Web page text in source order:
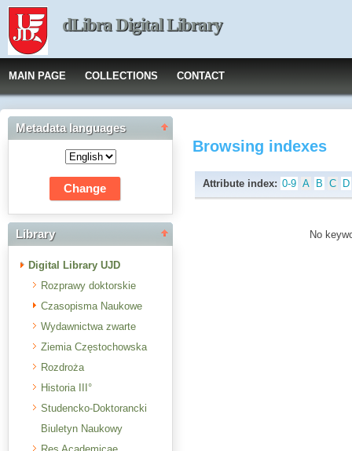
dLibra Digital Library
MAIN PAGE COLLECTIONS CONTACT
Metadata languages
Library
Digital Library UJD
Rozprawy doktorskie
Czasopisma Naukowe
Wydawnictwa zwarte
Ziemia Częstochowska
Rozdroża
Historia III°
Studencko-Doktorancki
Biuletyn Naukowy
Browsing indexes
Attribute index: 0-9 A B C D
No